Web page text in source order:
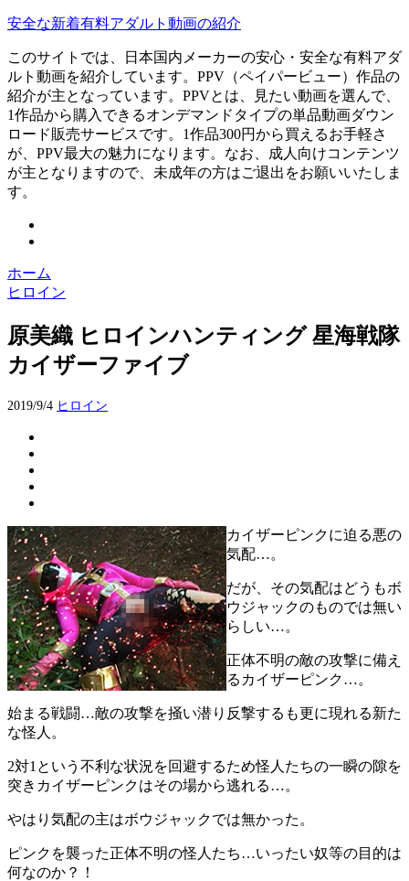
安全な新着有料アダルト動画の紹介
このサイトでは、日本国内メーカーの安心・安全な有料アダ
ルト動画を紹介しています。PPV（ペイパービュー）作品の
紹介が主となっています。PPVとは、見たい動画を選んで、
1作品から購入できるオンデマンドタイプの単品動画ダウン
ロード販売サービスです。1作品300円から買えるお手軽さ
が、PPV最大の魅力になります。なお、成人向けコンテンツ
が主となりますので、未成年の方はご退出をお願いいたしま
す。
ホーム
ヒロイン
原美織 ヒロインハンティング 星海戦隊
カイザーファイブ
2019/9/4 ヒロイン
カイザーピンクに迫る悪の
気配…。
だが、その気配はどうもボ
ウジャックのものでは無い
らしい…。
正体不明の敵の攻撃に備え
るカイザーピンク…。
始まる戦闘…敵の攻撃を掻い潜り反撃するも更に現れる新た
な怪人。
2対1という不利な状況を回避するため怪人たちの一瞬の隙を
突きカイザーピンクはその場から逃れる…。
やはり気配の主はボウジャックでは無かった。
ピンクを襲った正体不明の怪人たち…いったい奴等の目的は
何なのか？！